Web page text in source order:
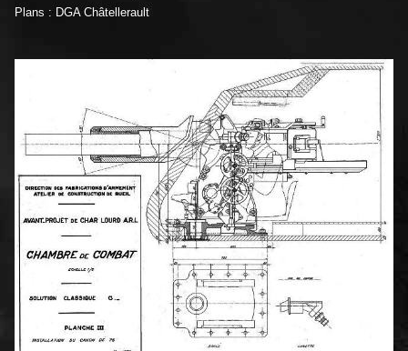
Plans : DGA Châtellerault